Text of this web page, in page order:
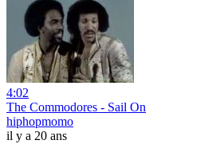
4:02
The Commodores - Sail On
hiphopmomo
il y a 20 ans